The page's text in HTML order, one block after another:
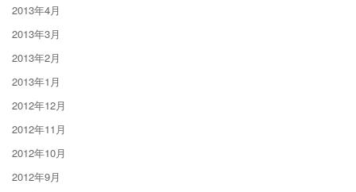
2013年4月
2013年3月
2013年2月
2013年1月
2012年12月
2012年11月
2012年10月
2012年9月